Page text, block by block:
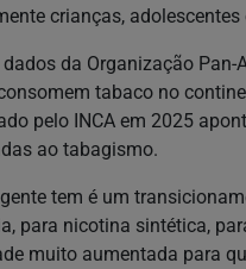
crianças, adolescentes
da Organização Pan-
tabaco no
pelo INCA em 2025
ao tabagismo.
gente tem é um
para nicotina sintética,
muito aumentada para